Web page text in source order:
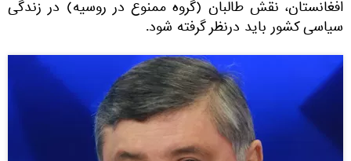
افغانستان، نقش طالبان (گروه ممنوع در روسیه) در زندگی
سیاسی کشور باید درنظر گرفته شود.